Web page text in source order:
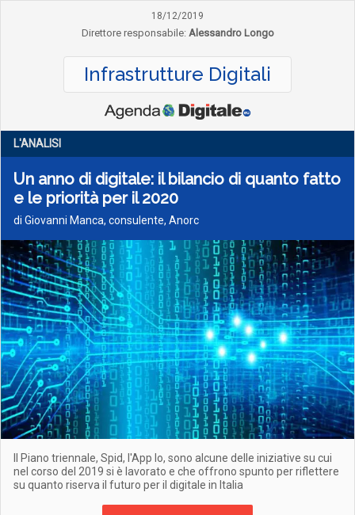
18/12/2019
Direttore responsabile: Alessandro Longo
Infrastrutture Digitali
L'ANALISI
Un anno di digitale: il bilancio di quanto fatto
e le priorità per il 2020
di Giovanni Manca, consulente, Anorc
Il Piano triennale, Spid, l'App Io, sono alcune delle iniziative su cui
nel corso del 2019 si è lavorato e che offrono spunto per riflettere
su quanto riserva il futuro per il digitale in Italia